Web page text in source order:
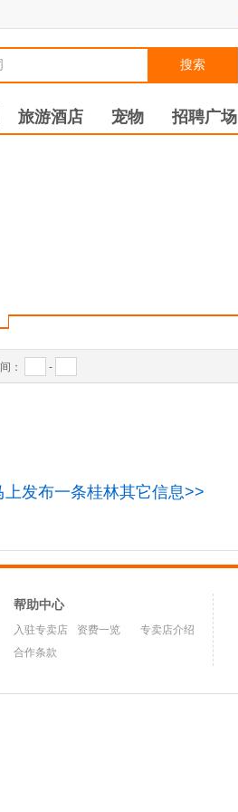
搜索
旅游酒店 宠物 招聘广场
： -
上发布一条桂林其它信息>>
帮助中心
入驻专卖店 资费一览
专卖店介绍
合作条款